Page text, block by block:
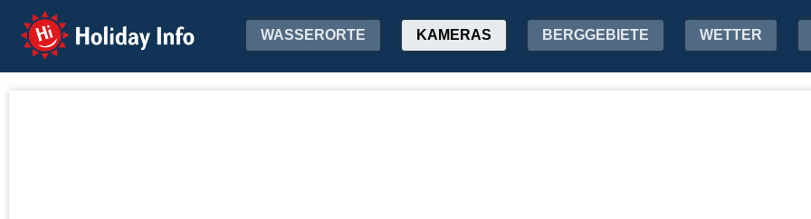
Holiday Info WASSERORTE KAMERAS BERGGEBIETE WETTER